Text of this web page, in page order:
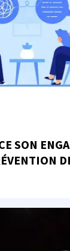
SON